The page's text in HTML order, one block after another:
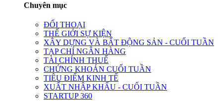
Chuyên mục
ĐỐI THOẠI
THẾ GIỚI SỰ KIỆN
XÂY DỰNG VÀ BẤT ĐỘNG SẢN - CUỐI TUẦN
TẠP CHÍ NGÂN HÀNG
TÀI CHÍNH THUẾ
CHỨNG KHOÁN CUỐI TUẦN
TIÊU ĐIỂM KINH TẾ
XUẤT NHẬP KHẨU - CUỐI TUẦN
STARTUP 360